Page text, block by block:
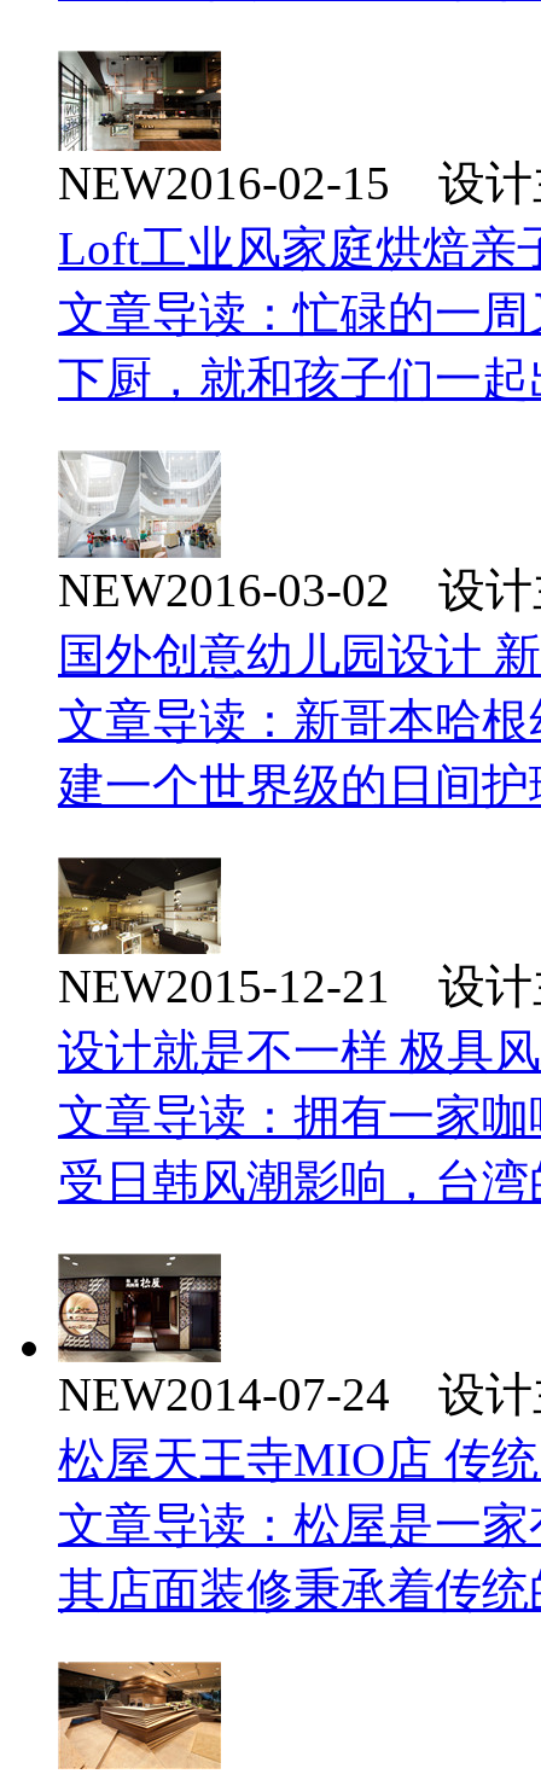
NEW2016-02-15 设
Loft工业风家庭烘焙
文章导读：忙碌的一
下厨，就和孩子们一
NEW2016-03-02 设
国外创意幼儿园设计
文章导读：新哥本哈
建一个世界级的日间
NEW2015-12-21 设
设计就是不一样 极具
文章导读：拥有一家
受日韩风潮影响，台
NEW2014-07-24 设
松屋天王寺MIO店 传
文章导读：松屋是一
其店面装修秉承着传